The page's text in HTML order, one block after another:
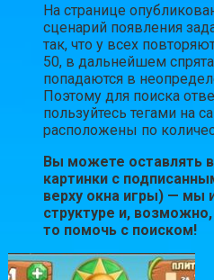
На странице
сценарий появления
так, что у всех
50, в дальнейшем
попадаются в
Поэтому для поиска
пользуйтесь тегами на
расположены по
Вы можете оставлять
картинки с
верху окна игры) — мы
структуре и,
то помочь с поиском!